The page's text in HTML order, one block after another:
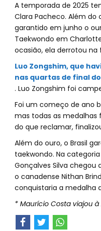
A temporada de 2025
Clara Pacheco. Além do
garantido em junho o
Taekwondo em
ocasião, ela derrotou na
Luo Zongshim, que
nas quartas de final
. Luo Zongshim foi
Foi um começo de ano
mas todas as medalhas
do que reclamar,
Além do ouro, o Brasil
taekwondo. Na
Gonçalves Silva chegou
o canadense Nithan
conquistaria a medalha
* Maurício Costa viajou